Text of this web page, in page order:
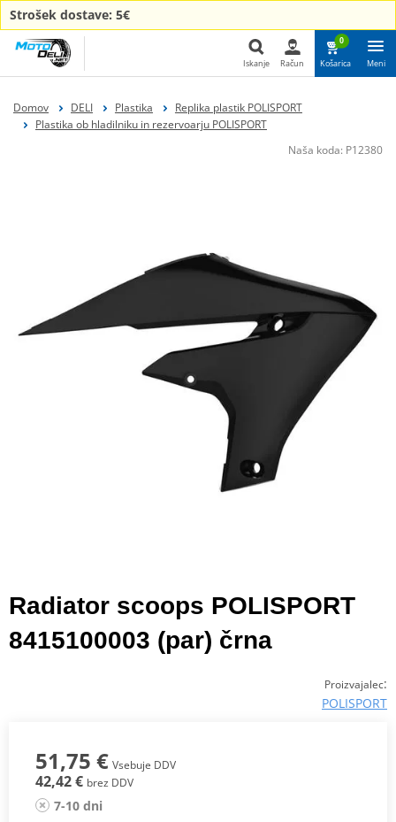
Strošek dostave: 5€
Iskanje Račun
0
Košarica Meni
Domov DELI Plastika
Replika plastik POLISPORT
Plastika ob hladilniku in rezervoarju POLISPORT
Naša koda: P12380
Radiator scoops POLISPORT
8415100003 (par) črna
Proizvajalec:
POLISPORT
51,75 € Vsebuje DDV
42,42 € brez DDV
7-10 dni